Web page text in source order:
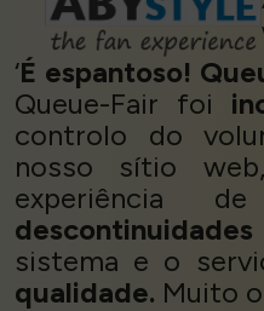
‘É espantoso!
Queue-Fair foi
controlo do
nosso sítio
experiência
sistema e o
qualidade. Muito